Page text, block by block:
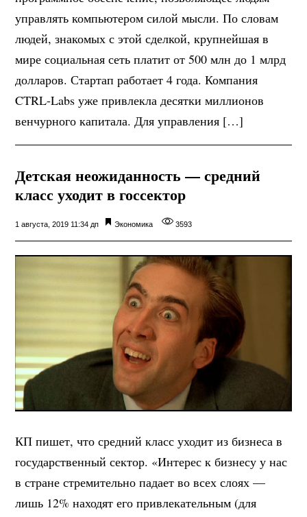
управлять компьютером силой мысли. По словам
людей, знакомых с этой сделкой, крупнейшая в
мире социальная сеть платит от 500 млн до 1 млрд
долларов. Стартап работает 4 года. Компания
CTRL-Labs уже привлекла десятки миллионов
венчурного капитала. Для управления […]
Детская неожиданность — средний
класс уходит в госсектор
1 августа, 2019 11:34 дп Экономика 3593
КП пишет, что средний класс уходит из бизнеса в
государственный сектор. «Интерес к бизнесу у нас
в стране стремительно падает во всех слоях —
лишь 12% находят его привлекательным (для